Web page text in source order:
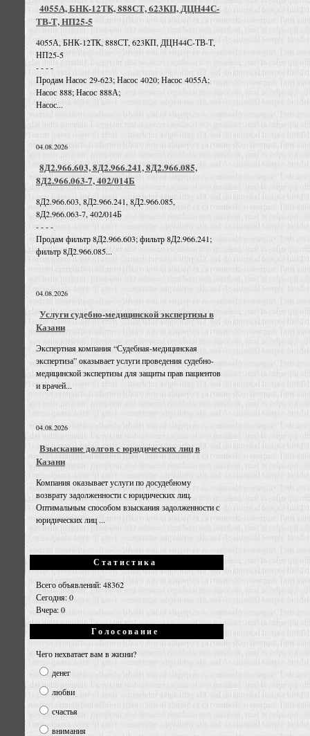
4055А, БНК-12ТК, 888СТ, 623КП, ДЦН44С-
ТВ-Т, НП25-5
4055А, БНК-12ТК, 888СТ, 623КП, ДЦН44С-ТВ-Т,
НП25-5
- - - -
Продам Насос 29-623; Насос 4020; Насос 4055А;
Насос 888; Насос 888А;
Насос...
04.08.2026
8Д2.966.603, 8Д2.966.241, 8Д2.966.085,
8Д2.966.063-7, 402/014Б
8Д2.966.603, 8Д2.966.241, 8Д2.966.085,
8Д2.966.063-7, 402/014Б
- - - -
Продам фильтр 8Д2.966.603; фильтр 8Д2.966.241;
фильтр 8Д2.966.085...
04.08.2026
Услуги судебно-медицинской экспертизы в
Казани
Экспертная компания “Судебная-медицинская
экспертиза” оказывает услуги проведения судебно-
медицинской экспертизы для защиты прав пациентов
и врачей...
04.08.2026
Взыскание долгов с юридических лиц в
Казани
Компания оказывает услуги по досудебному
возврату задолженности с юридических лиц.
Оптимальным способом взыскания задолженности с
юридических лиц ...
Статистика
Всего объявлений: 48362
Сегодня: 0
Вчера: 0
Голосование
Чего нехватает вам в жизни?
денег
любви
счастья
внимания